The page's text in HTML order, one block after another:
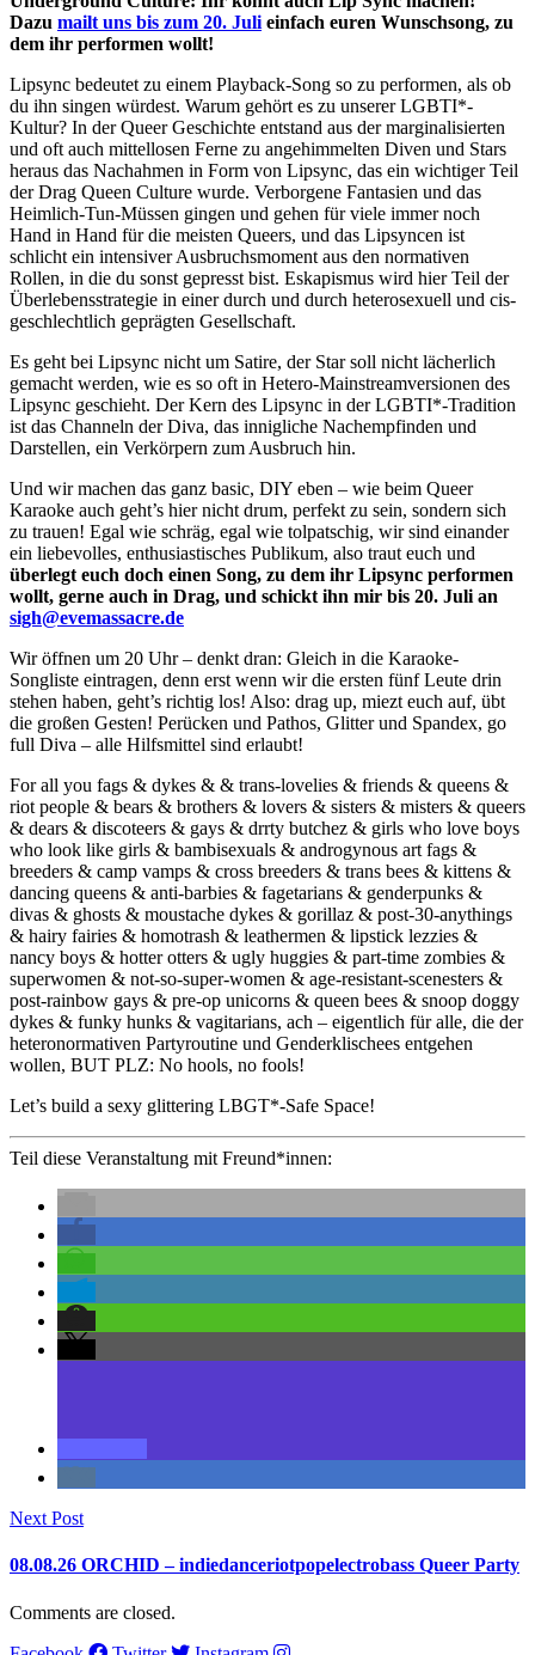
Dazu mailt uns bis zum 20. Juli einfach euren Wunschsong, zu
dem ihr performen wollt!
Lipsync bedeutet zu einem Playback-Song so zu performen, als ob
du ihn singen würdest. Warum gehört es zu unserer LGBTI*-
Kultur? In der Queer Geschichte entstand aus der marginalisierten
und oft auch mittellosen Ferne zu angehimmelten Diven und Stars
heraus das Nachahmen in Form von Lipsync, das ein wichtiger Teil
der Drag Queen Culture wurde. Verborgene Fantasien und das
Heimlich-Tun-Müssen gingen und gehen für viele immer noch
Hand in Hand für die meisten Queers, und das Lipsyncen ist
schlicht ein intensiver Ausbruchsmoment aus den normativen
Rollen, in die du sonst gepresst bist. Eskapismus wird hier Teil der
Überlebensstrategie in einer durch und durch heterosexuell und cis-
geschlechtlich geprägten Gesellschaft.
Es geht bei Lipsync nicht um Satire, der Star soll nicht lächerlich
gemacht werden, wie es so oft in Hetero-Mainstreamversionen des
Lipsync geschieht. Der Kern des Lipsync in der LGBTI*-Tradition
ist das Channeln der Diva, das innigliche Nachempfinden und
Darstellen, ein Verkörpern zum Ausbruch hin.
Und wir machen das ganz basic, DIY eben – wie beim Queer
Karaoke auch geht’s hier nicht drum, perfekt zu sein, sondern sich
zu trauen! Egal wie schräg, egal wie tolpatschig, wir sind einander
ein liebevolles, enthusiastisches Publikum, also traut euch und
überlegt euch doch einen Song, zu dem ihr Lipsync performen
wollt, gerne auch in Drag, und schickt ihn mir bis 20. Juli an
sigh@evemassacre.de
Wir öffnen um 20 Uhr – denkt dran: Gleich in die Karaoke-
Songliste eintragen, denn erst wenn wir die ersten fünf Leute drin
stehen haben, geht’s richtig los! Also: drag up, miezt euch auf, übt
die großen Gesten! Perücken und Pathos, Glitter und Spandex, go
full Diva – alle Hilfsmittel sind erlaubt!
For all you fags & dykes & & trans-lovelies & friends & queens &
riot people & bears & brothers & lovers & sisters & misters & queers
& dears & discoteers & gays & drrty butchez & girls who love boys
who look like girls & bambisexuals & androgynous art fags &
breeders & camp vamps & cross breeders & trans bees & kittens &
dancing queens & anti-barbies & fagetarians & genderpunks &
divas & ghosts & moustache dykes & gorillaz & post-30-anythings
& hairy fairies & homotrash & leathermen & lipstick lezzies &
nancy boys & hotter otters & ugly huggies & part-time zombies &
superwomen & not-so-super-women & age-resistant-scenesters &
post-rainbow gays & pre-op unicorns & queen bees & snoop doggy
dykes & funky hunks & vagitarians, ach – eigentlich für alle, die der
heteronormativen Partyroutine und Genderklischees entgehen
wollen, BUT PLZ: No hools, no fools!
Let’s build a sexy glittering LBGT*-Safe Space!
Teil diese Veranstaltung mit Freund*innen:
Next Post
08.08.26 ORCHID – indiedanceriotpopelectrobass Queer Party
Comments are closed.